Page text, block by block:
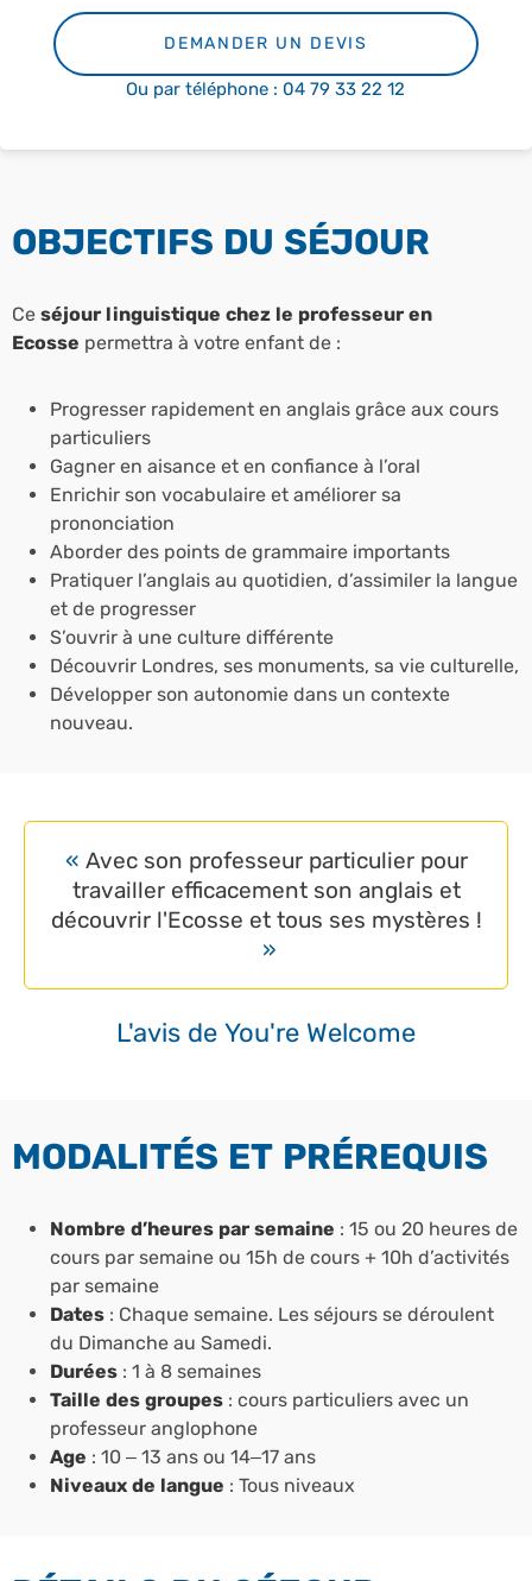
DEMANDER UN DEVIS
Ou par téléphone : 04 79 33 22 12
OBJECTIFS DU SÉJOUR
Ce séjour linguistique chez le professeur en
Ecosse permettra à votre enfant de :
Progresser rapidement en anglais grâce aux cours
particuliers
Gagner en aisance et en confiance à l’oral
Enrichir son vocabulaire et améliorer sa
prononciation
Aborder des points de grammaire importants
Pratiquer l’anglais au quotidien, d’assimiler la langue
et de progresser
S’ouvrir à une culture différente
Découvrir Londres, ses monuments, sa vie culturelle,
Développer son autonomie dans un contexte
nouveau.
Avec son professeur particulier pour
travailler efficacement son anglais et
découvrir l'Ecosse et tous ses mystères !
L'avis de You're Welcome
MODALITÉS ET PRÉREQUIS
Nombre d’heures par semaine : 15 ou 20 heures de
cours par semaine ou 15h de cours + 10h d’activités
par semaine
Dates : Chaque semaine. Les séjours se déroulent
du Dimanche au Samedi.
Durées : 1 à 8 semaines
Taille des groupes : cours particuliers avec un
professeur anglophone
Age : 10 – 13 ans ou 14–17 ans
Niveaux de langue : Tous niveaux